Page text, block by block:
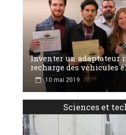
Inventer un adaptateur
recharge des véhicules
10 mai 2019
Sciences et